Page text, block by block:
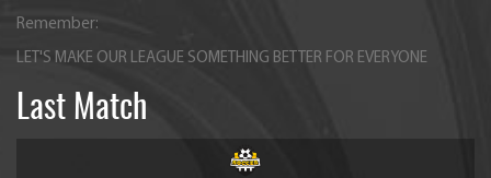
Remember:
LET'S MAKE OUR LEAGUE SOMETHING BETTER FOR EVERYONE
Last Match